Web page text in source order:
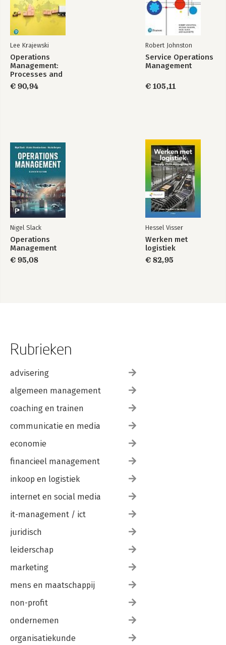
Lee Krajewski
Operations
Management:
Processes and
Supply Chains,
Global Edition
€ 90,94
Robert Johnston
Service Operations
Management
€ 105,11
Nigel Slack
Operations
Management
€ 95,08
Hessel Visser
Werken met
logistiek
€ 82,95
Rubrieken
advisering
algemeen management
coaching en trainen
communicatie en media
economie
financieel management
inkoop en logistiek
internet en social media
it-management / ict
juridisch
leiderschap
marketing
mens en maatschappij
non-profit
ondernemen
organisatiekunde